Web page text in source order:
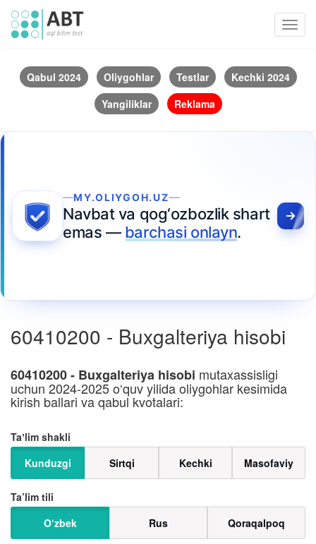
Qabul 2024 Oliygohlar Testlar
Kechki 2024
Yangiliklar
Reklama
MY.OLIYGOH.UZ
Navbat va qog‘ozbozlik shart
emas — barchasi onlayn.
60410200 - Buxgalteriya hisobi
60410200 - Buxgalteriya hisobi mutaxassisligi
uchun 2024-2025 o‘quv yilida oliygohlar kesimida
kirish ballari va qabul kvotalari:
Taʼlim shakli
Kunduzgi
Sirtqi Kechki Masofaviy
Ta’lim tili
O‘zbek
Rus Qoraqalpoq